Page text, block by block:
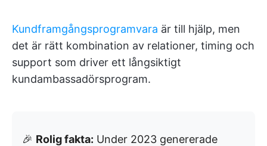
Kundframgångsprogramvara är till hjälp, men
det är rätt kombination av relationer, timing och
support som driver ett långsiktigt
kundambassadörsprogram.
🎉 Rolig fakta: Under 2023 genererade